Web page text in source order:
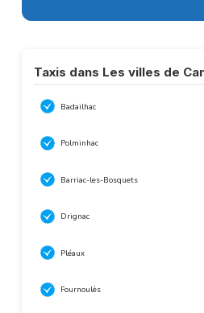
Taxis dans Les villes de
Badailhac
Polminhac
Barriac-les-Bosquets
Drignac
Pléaux
Fournoulès